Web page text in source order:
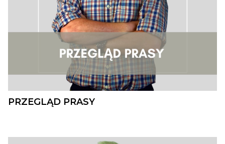
PRZEGLĄD PRASY